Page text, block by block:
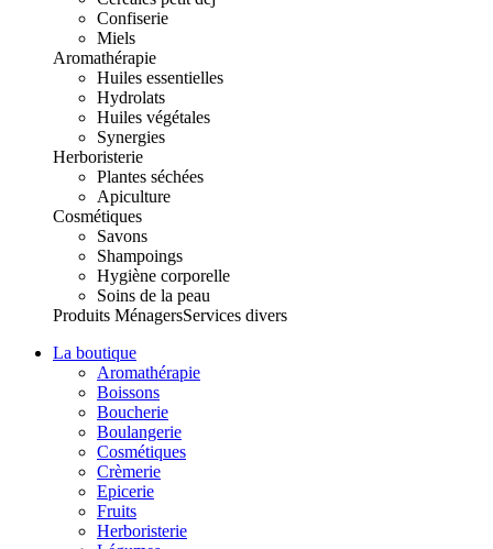
Confiserie
Miels
Aromathérapie
Huiles essentielles
Hydrolats
Huiles végétales
Synergies
Herboristerie
Plantes séchées
Apiculture
Cosmétiques
Savons
Shampoings
Hygiène corporelle
Soins de la peau
Produits MénagersServices divers
La boutique
Aromathérapie
Boissons
Boucherie
Boulangerie
Cosmétiques
Crèmerie
Epicerie
Fruits
Herboristerie